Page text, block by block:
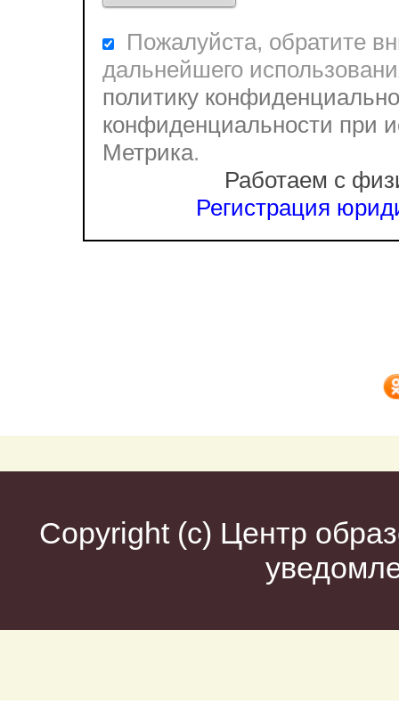
Пожалуйста, обратите
дальнейшего
политику
конфиденциальности при
Метрика.
Работаем с
Регистрация
Copyright (c) Центр